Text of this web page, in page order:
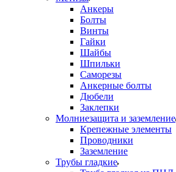
Анкеры
Болты
Винты
Гайки
Шайбы
Шпильки
Саморезы
Анкерные болты
Дюбели
Заклепки
Молниезащита и заземление
Крепежные элементы
Проводники
Заземление
Трубы гладкие